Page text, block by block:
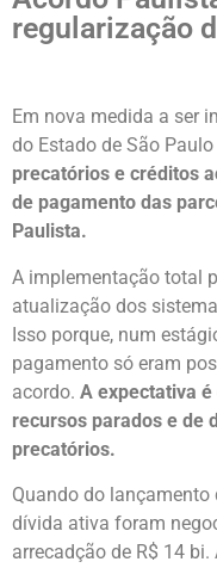
regularização
Em nova medida a ser
do Estado de São
precatórios e créditos
de pagamento das
Paulista.
A implementação total
atualização dos
Isso porque, num
pagamento só eram
acordo. A expectativa
recursos parados e de
precatórios.
Quando do lançamento
dívida ativa foram
arrecadção de R$ 14